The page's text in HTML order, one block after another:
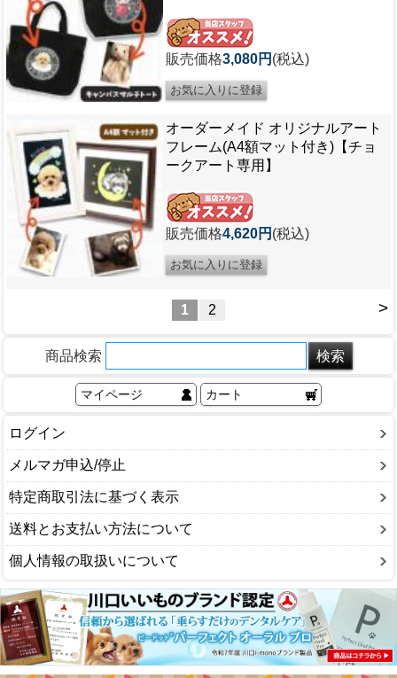
販売価格3,080円 (税込)
オーダーメイド オリジナルアート
フレーム(A4額マット付き)【チョ
ークアート専用】
販売価格4,620円 (税込)
>
1 2
商品検索
マイページ カート
ログイン
メルマガ申込/停止
特定商取引法に基づく表示
送料とお支払い方法について
個人情報の取扱いについて